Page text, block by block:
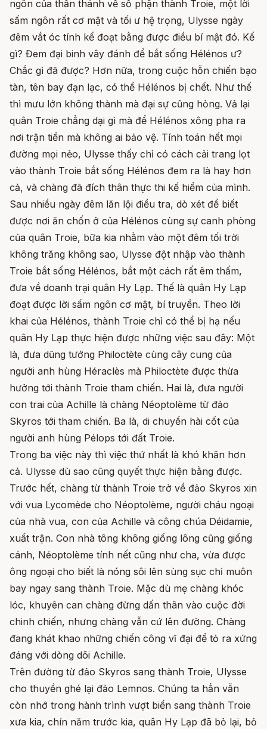
ngôn của thần thánh về số phận thành Troie, một lời
sấm ngôn rất cơ mật và tối ư hệ trọng, Ulysse ngày
đêm vắt óc tính kế đoạt bằng được điều bí mật đó. Kế
gì? Đem đại binh vây đánh để bắt sống Hélénos ư?
Chắc gì đã được? Hơn nữa, trong cuộc hỗn chiến bạo
tàn, tên bay đạn lạc, có thể Hélénos bị chết. Như thế
thì mưu lớn không thành mà đại sự cũng hỏng. Vả lại
quân Troie chẳng dại gì mà để Hélénos xông pha ra
nơi trận tiền mà không ai bảo vệ. Tính toán hết mọi
đường mọi nẻo, Ulysse thấy chỉ có cách cải trang lọt
vào thành Troie bắt sống Hélénos đem ra là hay hơn
cả, và chàng đã đích thân thực thi kế hiểm của mình.
Sau nhiều ngày đêm lăn lội điều tra, dò xét để biết
được nơi ăn chốn ở của Hélénos cùng sự canh phòng
của quân Troie, bữa kia nhằm vào một đêm tối trời
không trăng không sao, Ulysse đột nhập vào thành
Troie bắt sống Hélénos, bắt một cách rất êm thấm,
đưa về doanh trại quân Hy Lạp. Thế là quân Hy Lạp
đoạt được lời sấm ngôn cơ mật, bí truyền. Theo lời
khai của Hélénos, thành Troie chỉ có thể bị hạ nếu
quân Hy Lạp thực hiện được những việc sau đây: Một
là, đưa dũng tướng Philoctète cùng cây cung của
người anh hùng Héraclès mà Philoctète được thừa
hưởng tới thành Troie tham chiến. Hai là, đưa người
con trai của Achille là chàng Néoptolème từ đảo
Skyros tới tham chiến. Ba là, di chuyển hài cốt của
người anh hùng Pélops tới đất Troie.
Trong ba việc này thì việc thứ nhất là khó khăn hơn
cả. Ulysse dù sao cũng quyết thực hiện bằng được.
Trước hết, chàng từ thành Troie trở về đảo Skyros xin
với vua Lycomède cho Néoptolème, người cháu ngoại
của nhà vua, con của Achille và công chúa Déidamie,
xuất trận. Con nhà tông không giống lông cũng giống
cánh, Néoptolème tính nết cũng như cha, vừa được
ông ngoại cho biết là nóng sôi lên sùng sục chỉ muôn
bay ngay sang thành Troie. Mặc dù mẹ chàng khóc
lóc, khuyên can chàng đừng dấn thân vào cuộc đời
chinh chiến, nhưng chàng vẫn cứ lên đường. Chàng
đang khát khao những chiến công vĩ đại để tỏ ra xứng
đáng với dòng dõi Achille.
Trên đường từ đảo Skyros sang thành Troie, Ulysse
cho thuyền ghé lại đảo Lemnos. Chúng ta hẳn vẫn
còn nhớ trong hành trình vượt biển sang thành Troie
xưa kia, chín năm trước kia, quân Hy Lạp đã bỏ lại, bỏ